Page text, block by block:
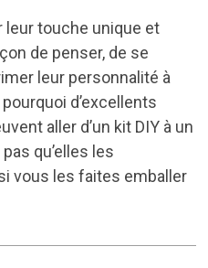
leur touche unique et
de penser, de se
leur personnalité à
d’excellents
aller d’un kit DIY à un
qu’elles les
vous les faites emballer